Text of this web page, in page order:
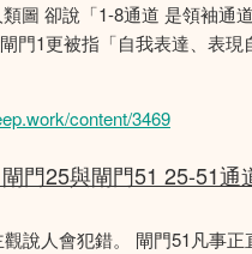
圖 卻說「1-8通道 是領袖通
門1更被指「自我表達、表現
content/3469
門25與閘門51 25-51通
觀說人會犯錯。 閘門51凡事正